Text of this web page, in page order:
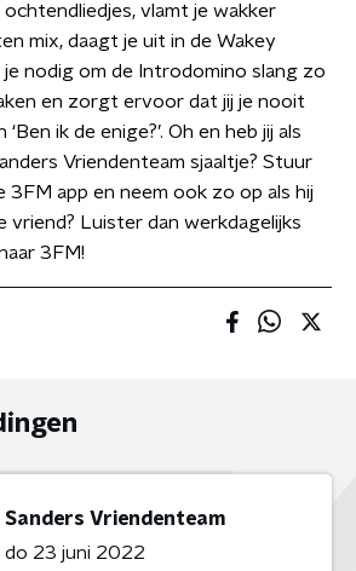
vlamt je wakker
mix, daagt je uit in de Wakey
nodig om de Introdomino slang zo
en zorgt ervoor dat jij je nooit
ik de enige?’. Oh en heb jij als
Vriendenteam sjaaltje? Stuur
3FM app en neem ook zo op als hij
vriend? Luister dan werkdagelijks
3FM!
Sanders Vriendenteam
do 23 juni 2022